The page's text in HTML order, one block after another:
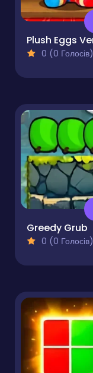
0 (0 Голосів)
Greedy Grub
0 (0 Голосів)